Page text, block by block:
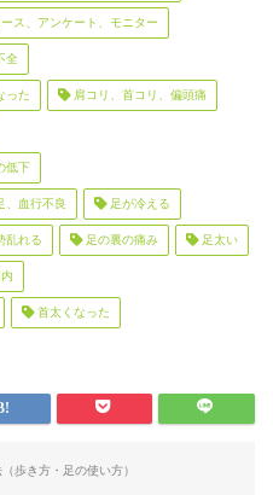
ス、アンケート、モニター
全
った 肩コリ、首コリ、偏頭痛
低下
、血行不良 足が冷える
乱れる 足の裏の痛み 足太い
首太くなった
歩き方・足の使い方）